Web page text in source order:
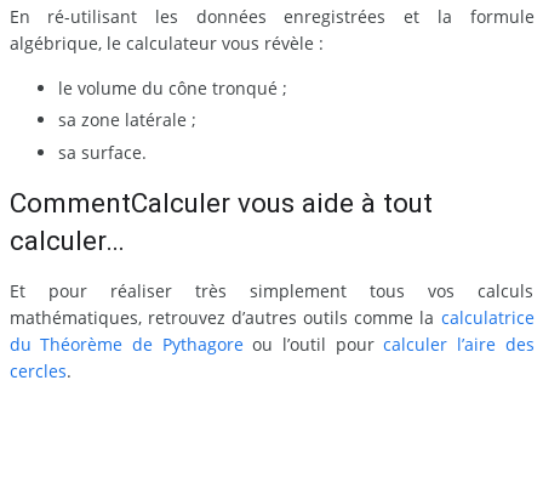
En ré-utilisant les données enregistrées et la formule
algébrique, le calculateur vous révèle :
le volume du cône tronqué ;
sa zone latérale ;
sa surface.
CommentCalculer vous aide à tout
calculer…
Et pour réaliser très simplement tous vos calculs
mathématiques, retrouvez d’autres outils comme la calculatrice
du Théorème de Pythagoreou l’outil pourcalculer l’aire des
cercles.